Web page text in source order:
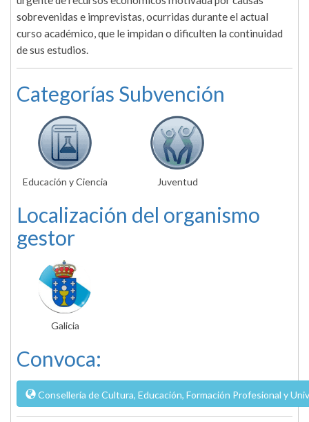
sobrevenidas e imprevistas, ocurridas durante el actual
curso académico, que le impidan o dificulten la continuidad
de sus estudios.
Categorías Subvención
Educación y Ciencia Juventud
Localización del organismo
gestor
Galicia
Convoca:
Consellería de Cultura, Educación, Formación Profesional y